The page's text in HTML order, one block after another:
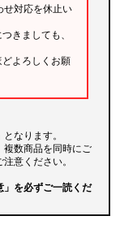
せ対応を休止い
きましても、
よろしくお願
なります。
複数商品を同時にご
意ください。
」を必ずご一読くだ